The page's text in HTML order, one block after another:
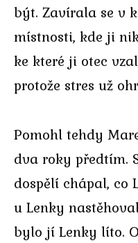
být. Zavírala se v
místnosti, kde ji
ke které ji otec
protože stres už
Pomohl tehdy
dva roky předtím.
dospělí chápal, co
u Lenky
bylo jí Lenky líto.